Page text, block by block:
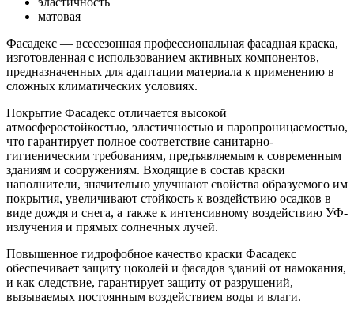
матовая
Фасадекс — всесезонная профессиональная фасадная краска,
изготовленная с использованием активных компонентов,
предназначенных для адаптации материала к применению в
сложных климатических условиях.
Покрытие Фасадекс отличается высокой
атмосферостойкостью, эластичностью и паропроницаемостью,
что гарантирует полное соответствие санитарно-
гигиеническим требованиям, предъявляемым к современным
зданиям и сооружениям. Входящие в состав краски
наполнители, значительно улучшают свойства образуемого им
покрытия, увеличивают стойкость к воздействию осадков в
виде дождя и снега, а также к интенсивному воздействию УФ-
излучения и прямых солнечных лучей.
Повышенное гидрофобное качество краски Фасадекс
обеспечивает защиту цоколей и фасадов зданий от намокания,
и как следствие, гарантирует защиту от разрушений,
вызываемых постоянным воздействием воды и влаги.